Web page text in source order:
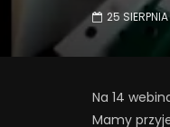
25
Na 14
Mamy